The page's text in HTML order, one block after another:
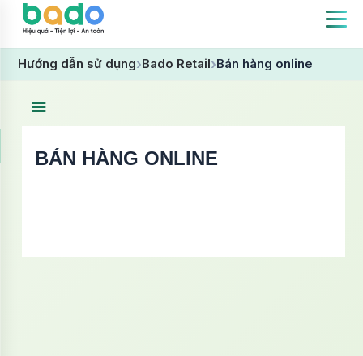
Hướng dẫn sử dụng Bado Retail Bán hàng online
BÁN HÀNG ONLINE